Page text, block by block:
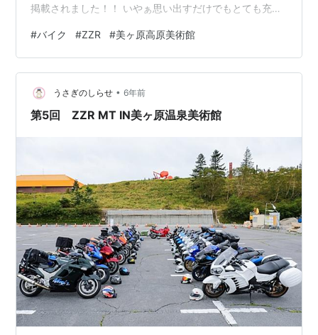
掲載されました！！ いやぁ思い出すだけでもとても充実
大も無く無事終われて何よりです。 皆さんありがとうご
ざいました〜 それでは内容を読みふけりますのでので〜
良ければ見てください～ warajibike.hatenablog.jp
warajibike.hatenablog.jp warajibike.hatenablog.jp
#バイク #ZZR #美ヶ原高原美術館
うさぎのしらせ • 6年前
第5回 ZZR MT IN美ヶ原温泉美術館